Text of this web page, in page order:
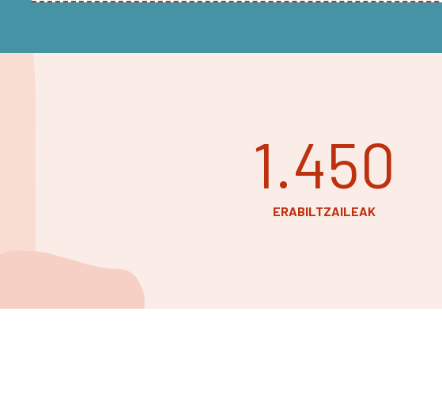
1.450
ERABILTZAILEAK